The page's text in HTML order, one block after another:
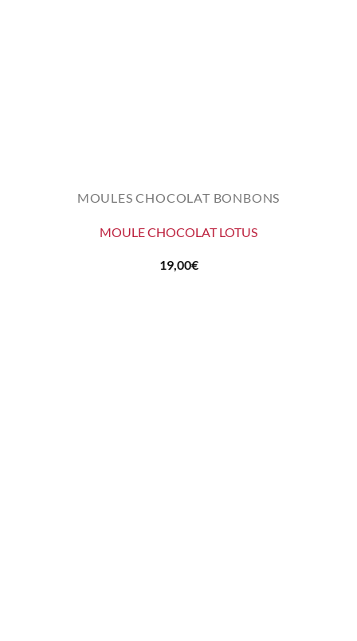
MOULES CHOCOLAT BONBONS
MOULE CHOCOLAT LOTUS
19,00€